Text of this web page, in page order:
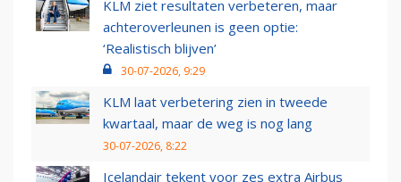
KLM ziet resultaten verbeteren, maar
achteroverleunen is geen optie:
‘Realistisch blijven’
30-07-2026, 9:29
KLM laat verbetering zien in tweede
kwartaal, maar de weg is nog lang
30-07-2026, 8:22
Icelandair tekent voor zes extra Airbus